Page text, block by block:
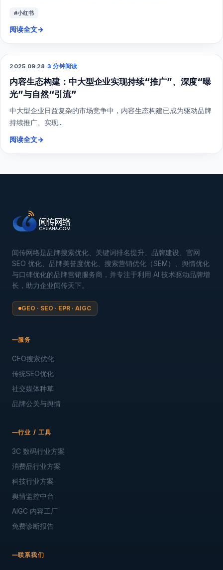
#小红书
阅读全文→
综合营销
2025.09.28 ·3 分钟阅读
内容生态构建：中大型企业实现持续“推广”、深度“曝
光”与自然“引流”
中大型企业日益复杂的市场竞争中，内容生态构建已成为驱动品牌
持续推广、实现...
阅读全文→
闻传网络是品牌搜索优化、关键词排名提升、品牌建设、官网
SEO 优化、品牌美誉度优化、搜索营销优化（SEM）、舆情优化
与口碑优化的品牌营销服务商，并专注于利用 AI 技术驱动品牌增
长，助力企业闻传天下。
GEO · SEO · EPR · AIGC
服务
GEO搜索优化
传统SEO优化
社交媒体种草
品牌公关与舆情
行业 / 工具
3C 数码行业方案
消费品行业方案
科技行业方案
舆情监控中台
AIGC 内容工厂
免费诊断报告
联系我们